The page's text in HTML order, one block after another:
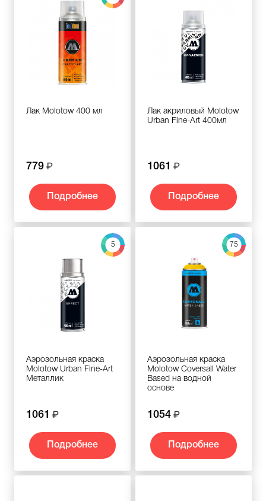
Лак Molotow 400 мл
779
Подробнее
Лак акриловый Molotow
Urban Fine-Art 400мл
1061
Подробнее
5
Аэрозольная краска
Molotow Urban Fine-Art
Металлик
1061
Подробнее
75
Аэрозольная краска
Molotow Coversall Water
Based на водной
основе
1054
Подробнее